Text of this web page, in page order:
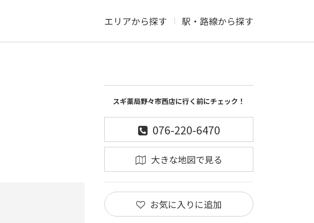
エリアから探す 駅・路線から探す
スギ薬局野々市西店に行く前にチェック！
076-220-6470
大きな地図で見る
お気に入りに追加